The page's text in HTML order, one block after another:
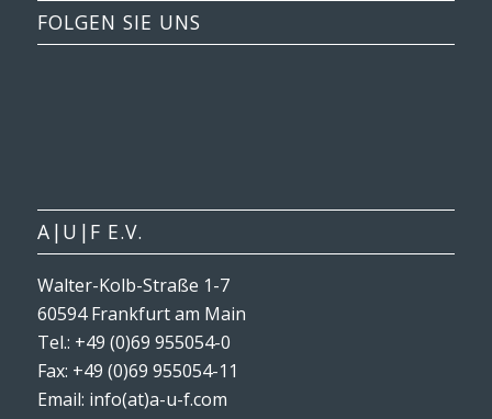
FOLGEN SIE UNS
A|U|F E.V.
Walter-Kolb-Straße 1-7
60594 Frankfurt am Main
Tel.: +49 (0)69 955054-0
Fax: +49 (0)69 955054-11
Email: info(at)a-u-f.com